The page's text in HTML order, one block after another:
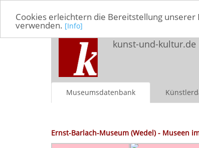
Cookies erleichtern die Bereitstellung
verwenden. [Info]
kunst-und-kultur.de
Museumsdatenbank
Ernst-Barlach-Museum (Wedel) - Museen